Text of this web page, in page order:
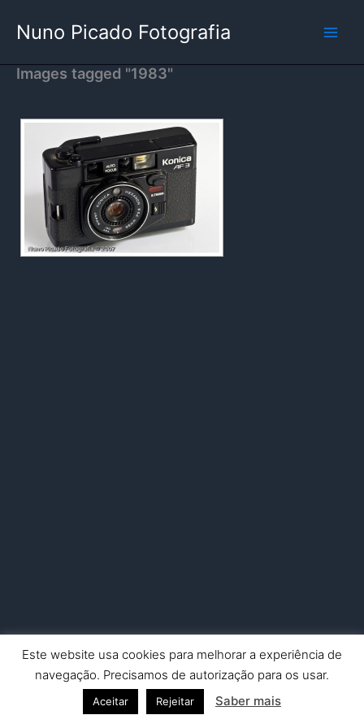
Nuno Picado Fotografia
Images tagged "1983"
Copyright © 2026 Nuno Picado Fotografia | Powered byAstra
WordPress Theme
Este website usa cookies para melhorar a experiência de
navegação. Precisamos de autorização para os usar.
Aceitar Rejeitar Saber mais